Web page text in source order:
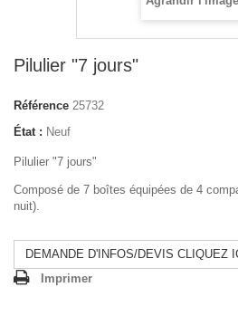
Pilulier "7 jours"
Référence 25732
État : Neuf
Pilulier "7 jours"
Composé de 7 boîtes équipées de 4
nuit).
DEMANDE D'INFOS/DEVIS CLIQUEZ
Imprimer